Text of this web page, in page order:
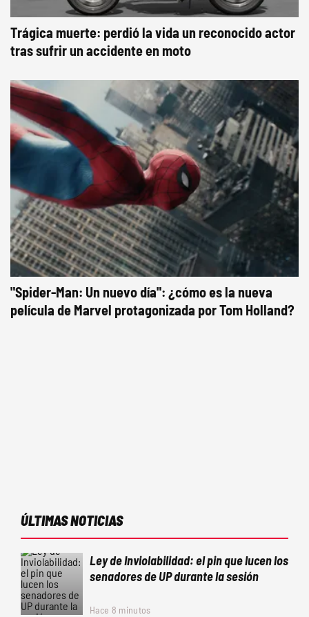
Trágica muerte: perdió la vida un reconocido actor
tras sufrir un accidente en moto
"Spider-Man: Un nuevo día": ¿cómo es la nueva
película de Marvel protagonizada por Tom Holland?
ÚLTIMAS NOTICIAS
Ley de Inviolabilidad: el pin que lucen los
senadores de UP durante la sesión
Hace 8 minutos